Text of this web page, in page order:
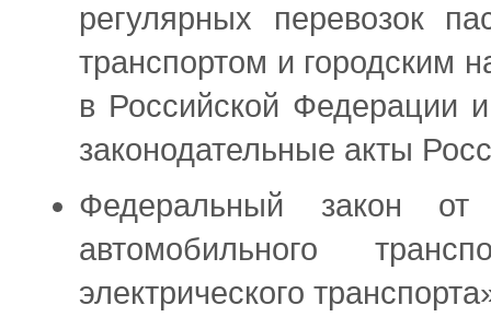
регулярных перевозок
транспортом и городским
в Российской Федерации
законодательные акты
Федеральный закон
автомобильного
электрического